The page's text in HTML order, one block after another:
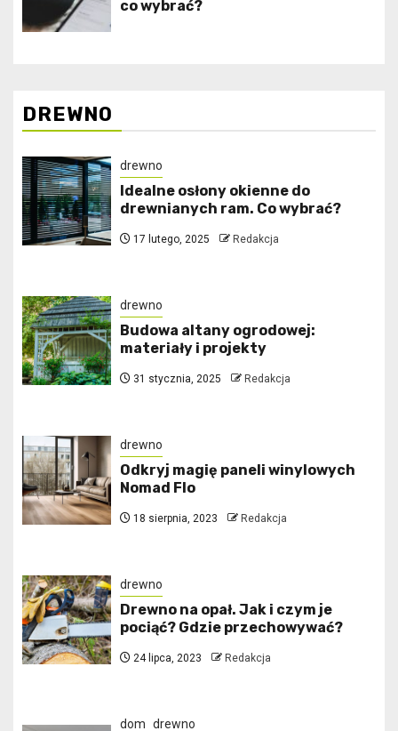
co wybrać?
DREWNO
drewno
Idealne osłony okienne do
drewnianych ram. Co wybrać?
17 lutego, 2025 Redakcja
drewno
Budowa altany ogrodowej:
materiały i projekty
31 stycznia, 2025 Redakcja
drewno
Odkryj magię paneli winylowych
Nomad Flo
18 sierpnia, 2023 Redakcja
drewno
Drewno na opał. Jak i czym je
pociąć? Gdzie przechowywać?
24 lipca, 2023 Redakcja
dom drewno